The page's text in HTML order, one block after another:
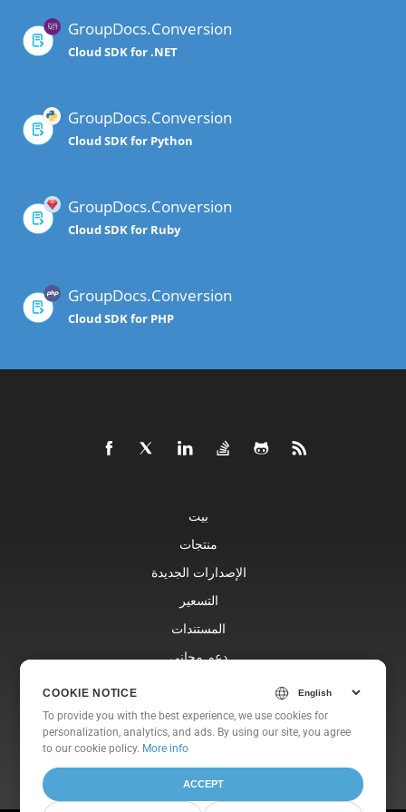
GroupDocs.Conversion
Cloud SDK for .NET
GroupDocs.Conversion
Cloud SDK for Python
GroupDocs.Conversion
Cloud SDK for Ruby
GroupDocs.Conversion
Cloud SDK for PHP
COOKIE NOTICE
To provide you with the best experience, we use cookies for
personalization, analytics, and ads. By using our site, you agree
toour cookie policy.
ACCEPT
بيت
منتجات
الإصدارات الجديدة
التسعير
المستندات
دعم مجاني
المواقع الإلكترونية
عن
COOKIE NOTICE
To provide you with the best experience, we use cookies for
personalization, analytics, and ads. By using our site, you agree
to our cookie policy. More info
ACCEPT